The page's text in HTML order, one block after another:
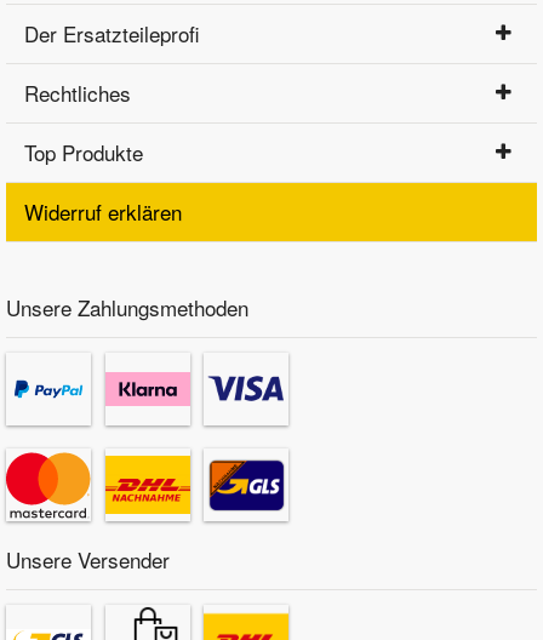
Der Ersatzteileprofi
Rechtliches
Top Produkte
Widerruf erklären
Unsere Zahlungsmethoden
Unsere Versender